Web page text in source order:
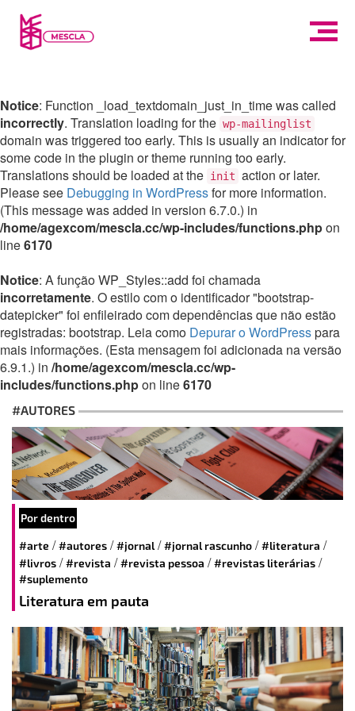
Notice: Function _load_textdomain_just_in_time was called
incorrectly. Translation loading for the wp-mailinglist
domain was triggered too early. This is usually an indicator for
some code in the plugin or theme running too early.
Translations should be loaded at the init action or later.
Please see Debugging in WordPressfor more information.
(This message was added in version 6.7.0.) in
/home/agexcom/mescla.cc/wp-includes/functions.phpon
line6170
Notice: A função WP_Styles::add foi chamada
incorretamente. O estilo com o identificador "bootstrap-
datepicker" foi enfileirado com dependências que não estão
registradas: bootstrap. Leia como Depurar o WordPresspara
mais informações. (Esta mensagem foi adicionada na versão
6.9.1.) in /home/agexcom/mescla.cc/wp-
includes/functions.phpon line6170
#AUTORES
Por dentro
#arte /#autores /#jornal/#jornal rascunho /#literatura /
#livros /#revista /#revista pessoa /#revistas literárias /
#suplemento
Literatura em pauta